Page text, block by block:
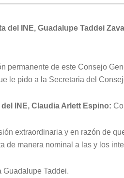
del INE, Guadalupe Taddei
permanente de este Consejo
le pido a la Secretaria del
INE, Claudia Arlett Espino:
extraordinaria y en razón de
de manera nominal a las y los
Guadalupe Taddei.